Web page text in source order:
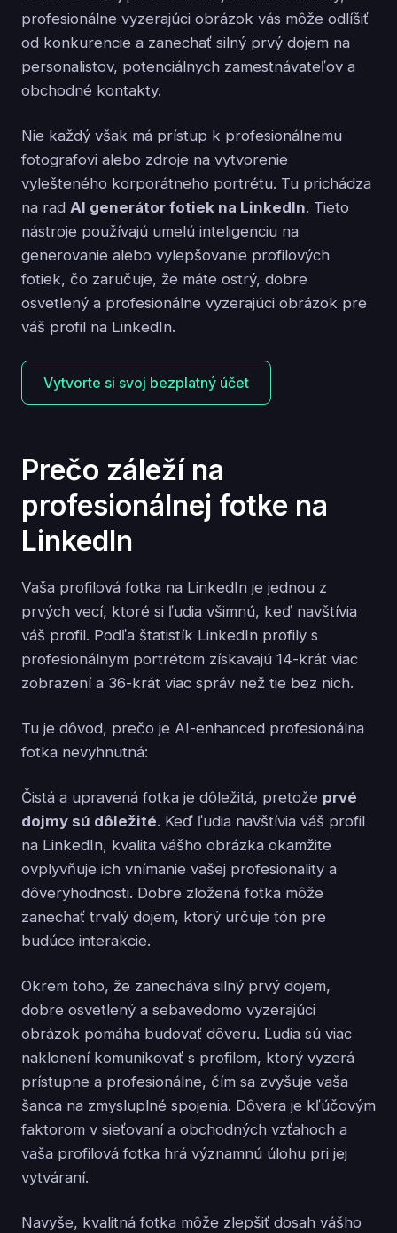
profesionálne vyzerajúci obrázok vás môže odlíšiť
od konkurencie a zanechať silný prvý dojem na
personalistov, potenciálnych zamestnávateľov a
obchodné kontakty.
Nie každý však má prístup k profesionálnemu
fotografovi alebo zdroje na vytvorenie
vylešteného korporátneho portrétu. Tu prichádza
na rad AI generátor fotiek na LinkedIn. Tieto
nástroje používajú umelú inteligenciu na
generovanie alebo vylepšovanie profilových
fotiek, čo zaručuje, že máte ostrý, dobre
osvetlený a profesionálne vyzerajúci obrázok pre
váš profil na LinkedIn.
Vytvorte si svoj bezplatný účet
Prečo záleží na
profesionálnej fotke na
LinkedIn
Vaša profilová fotka na LinkedIn je jednou z
prvých vecí, ktoré si ľudia všimnú, keď navštívia
váš profil. Podľa štatistík LinkedIn profily s
profesionálnym portrétom získavajú 14-krát viac
zobrazení a 36-krát viac správ než tie bez nich.
Tu je dôvod, prečo je AI-enhanced profesionálna
fotka nevyhnutná:
Čistá a upravená fotka je dôležitá, pretože prvé
dojmy sú dôležité. Keď ľudia navštívia váš profil
na LinkedIn, kvalita vášho obrázka okamžite
ovplyvňuje ich vnímanie vašej profesionality a
dôveryhodnosti. Dobre zložená fotka môže
zanechať trvalý dojem, ktorý určuje tón pre
budúce interakcie.
Okrem toho, že zanecháva silný prvý dojem,
dobre osvetlený a sebavedomo vyzerajúci
obrázok pomáha budovať dôveru. Ľudia sú viac
naklonení komunikovať s profilom, ktorý vyzerá
prístupne a profesionálne, čím sa zvyšuje vaša
šanca na zmysluplné spojenia. Dôvera je kľúčovým
faktorom v sieťovaní a obchodných vzťahoch a
vaša profilová fotka hrá významnú úlohu pri jej
vytváraní.
Navyše, kvalitná fotka môže zlepšiť dosah vášho